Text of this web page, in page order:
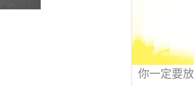
你一定要